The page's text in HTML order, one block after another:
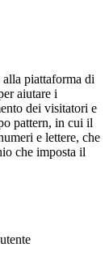
piattaforma di
aiutare i
dei visitatori e
pattern, in cui il
e lettere, che
che imposta il